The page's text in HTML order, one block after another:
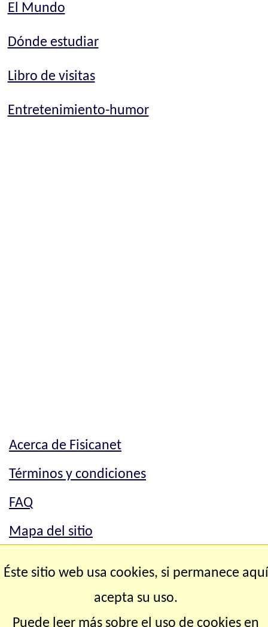
El Mundo
Dónde estudiar
Libro de visitas
Entretenimiento-humor
Acerca de Fisicanet
Términos y condiciones
FAQ
Mapa del sitio
Mapa del sitio
Éste sitio web usa cookies, si permanece aquí
acepta su uso.
Puede leer más sobre el uso de cookies en